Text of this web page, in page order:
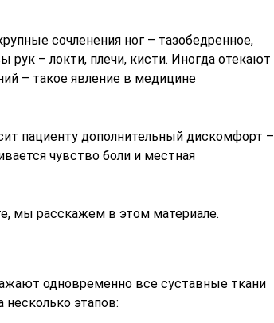
сочленения ног – тазобедренное,
рук – локти, плечи, кисти. Иногда отекают
– такое явление в медицине
пациенту дополнительный дискомфорт –
чувство боли и местная
мы расскажем в этом материале.
одновременно все суставные ткани
этапов: